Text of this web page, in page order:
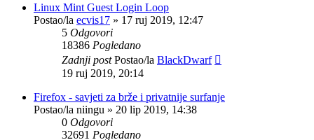
Linux Mint Guest Login Loop
Postao/la ecvis17 » 17 ruj 2019, 12:47
5 Odgovori
18386 Pogledano
Zadnji postPostao/la BlackDwarf
19 ruj 2019, 20:14
Firefox - savjeti za brže i privatnije surfanje
Postao/la niingu » 20 lip 2019, 14:38
0 Odgovori
32691 Pogledano